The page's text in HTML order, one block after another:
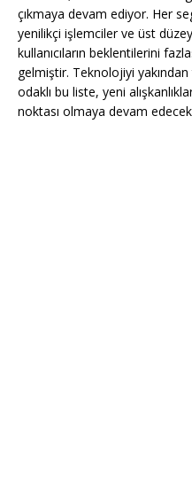
çıkmaya devam ediyor. Her
yenilikçi işlemciler ve üst düzey
kullanıcıların beklentilerini
gelmiştir. Teknolojiyi
odaklı bu liste, yeni
noktası olmaya devam